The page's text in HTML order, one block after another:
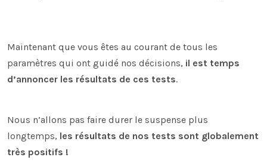
Maintenant que vous êtes au courant de tous les
paramètres qui ont guidé nos décisions, il est temps
d’annoncer les résultats de ces tests.
Nous n’allons pas faire durer le suspense plus
longtemps, les résultats de nos tests sont globalement
très positifs !